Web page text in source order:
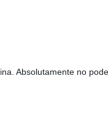
Absolutamente no